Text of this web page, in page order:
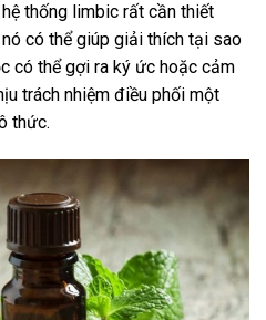
thống limbic rất cần thiết
có thể giúp giải thích tại sao
có thể gợi ra ký ức hoặc cảm
trách nhiệm điều phối một
thức.